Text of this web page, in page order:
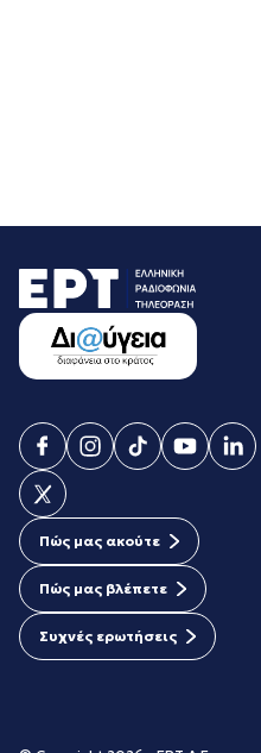
Πώς μας ακούτε
Πώς μας βλέπετε
Συχνές ερωτήσεις